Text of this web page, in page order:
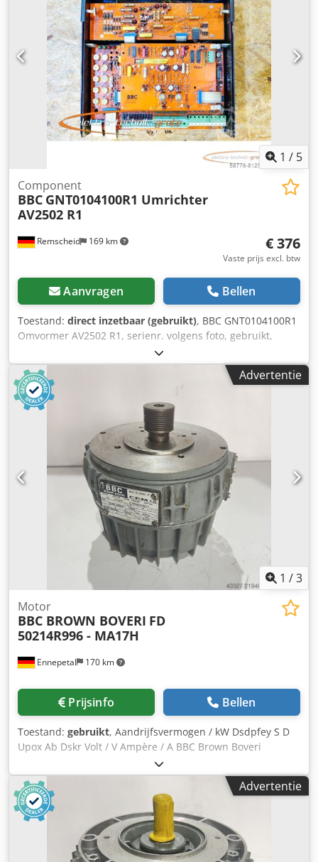
1 / 5
Remscheid 169 km
Component
BBC GNT0104100R1 Umrichter
AV2502 R1
€ 376
Vaste prijs excl. btw
Aanvragen Bellen
Toestand: direct inzetbaar (gebruikt), BBC GNT0104100R1
Omvormer AV2502 R1, serienr. volgens foto, gebruikt,
normale gebruikssporen, 100% functioneel Dsdpfx Absi D
T Inj Dokr
Advertentie
1 /3
Ennepetal 170 km
Motor
BBC BROWN BOVERI FD
50214R996 - MA17H
Prijsinfo Bellen
Toestand: gebruikt, Aandrijfsvermogen / kW Dsdpfey S D
Upox Ab Dskr Volt / V Ampère / A BBC Brown Boveri
schijfmotor FD 50214R996 - MA17H SERVOMOTOR Code: FD
50214R996 Type: MA17H
Advertentie